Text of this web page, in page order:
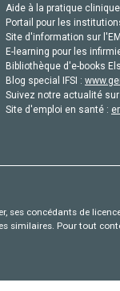
Aide à la pratique
Portail pour les
Site d'information sur
E-learning pour les
Bibliothèque d'e-books
Blog special IFSI :
Suivez notre actualité
Site d'emploi en santé :
ses concédants de
similaires. Pour tout